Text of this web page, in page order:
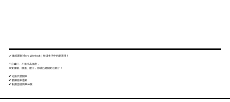
🌿 微感運動 Micro Workout｜忙碌生活中的新選擇！
不必爆汗、不追求高強度，
只要微喘、微累、微汗，你就已經開始在動了！
✔️ 走路代替開車
✔️ 騎腳踏車通勤
✔️ 利用空檔簡單伸展